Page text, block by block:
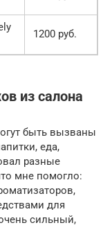
1200 руб.
из салона
быть вызваны
еда,
разные
мне помогло:
для
сильный,